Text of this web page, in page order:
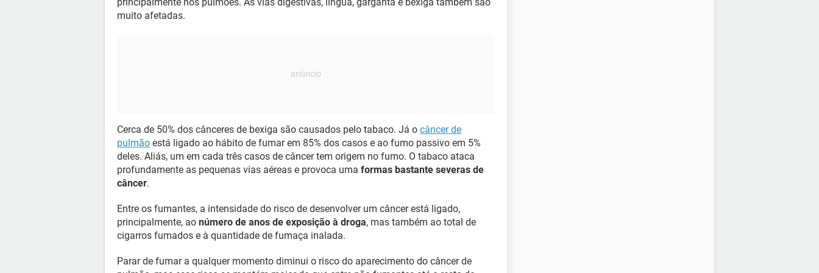
muito afetadas.
Cerca de 50% dos cânceres de bexiga são causados pelo tabaco. Já o câncer de
pulmão está ligado ao hábito de fumar em 85% dos casos e ao fumo passivo em 5%
deles. Aliás, um em cada três casos de câncer tem origem no fumo. O tabaco ataca
profundamente as pequenas vias aéreas e provoca uma formas bastante severas de
câncer.
Entre os fumantes, a intensidade do risco de desenvolver um câncer está ligado,
principalmente, ao número de anos de exposição à droga, mas também ao total de
cigarros fumados e à quantidade de fumaça inalada.
Parar de fumar a qualquer momento diminui o risco do aparecimento do câncer de